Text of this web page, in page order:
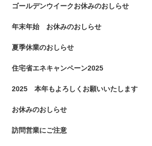
ゴールデンウイークお休みのおしらせ
年末年始 お休みのおしらせ
夏季休業のおしらせ
住宅省エネキャンペーン2025
2025 本年もよろしくお願いいたします
お休みのおしらせ
訪問営業にご注意